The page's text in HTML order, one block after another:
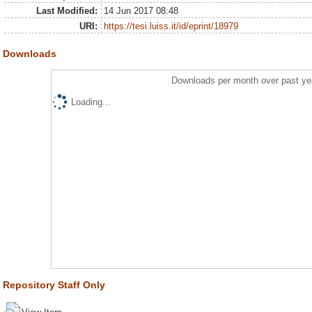
Last Modified:
14 Jun 2017 08:48
URI:
https://tesi.luiss.it/id/eprint/18979
Downloads
Downloads per month over past
Loading...
Repository Staff Only